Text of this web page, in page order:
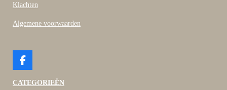
Klachten
Algemene voorwaarden
F
c
CATEGORIEËN